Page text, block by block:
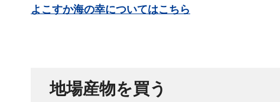
よこすか海の幸についてはこちら
地場産物を買う